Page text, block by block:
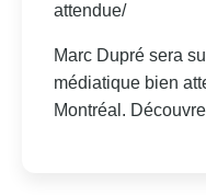
attendue/
Marc Dupré sera
médiatique bien
Montréal.